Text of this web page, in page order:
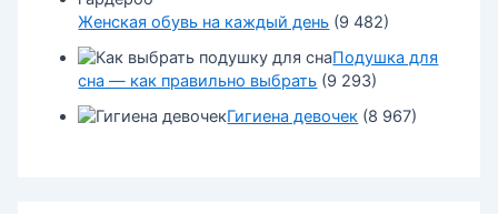
Женская обувь на каждый день (9 482)
Подушка для
сна — как правильно выбрать (9 293)
Гигиена девочек (8 967)